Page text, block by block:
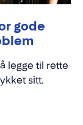
gode
legge til rette
sitt.